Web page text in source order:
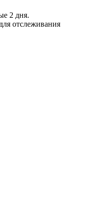
2 дня.
отслеживания